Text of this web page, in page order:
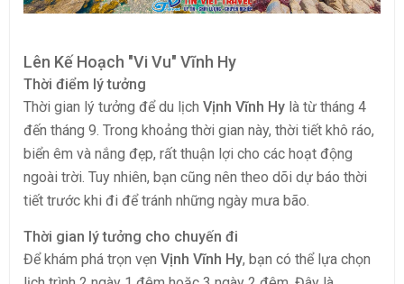
Lên Kế Hoạch "Vi Vu" Vĩnh Hy
Thời điểm lý tưởng
Thời gian lý tưởng để du lịch Vịnh Vĩnh Hy là từ tháng 4
đến tháng 9. Trong khoảng thời gian này, thời tiết khô ráo,
biển êm và nắng đẹp, rất thuận lợi cho các hoạt động
ngoài trời. Tuy nhiên, bạn cũng nên theo dõi dự báo thời
tiết trước khi đi để tránh những ngày mưa bão.
Thời gian lý tưởng cho chuyến đi
Để khám phá trọn vẹn Vịnh Vĩnh Hy, bạn có thể lựa chọn